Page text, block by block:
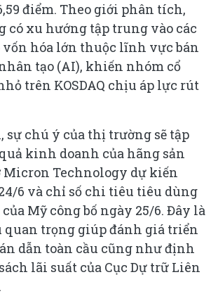
điểm. Theo giới phân tích,
có xu hướng tập trung vào các
hóa lớn thuộc lĩnh vực bán
tạo (AI), khiến nhóm cổ
trên KOSDAQ chịu áp lực rút
sự chú ý của thị trường sẽ tập
kinh doanh của hãng sản
Technology dự kiến
6 và chỉ số chi tiêu tiêu dùng
Mỹ công bố ngày 25/6. Đây là
trọng giúp đánh giá triển
dẫn toàn cầu cũng như định
lãi suất của Cục Dự trữ Liên